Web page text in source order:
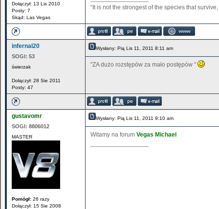
Dołączył: 13 Lis 2010
Posty: 7
Skąd: Las Vegas
“It is not the strongest of the species that
infernal20
SOGI: 53
świerzak
Dołączył: 28 Sie 2011
Posty: 47
Wysłany: Pią Lis 11, 2011 8:11 am
"ZA dużo rozstępów za mało postępów "
gustavomr
SOGI: 8806012
MASTER
Pomógł: 26 razy
Dołączył: 15 Sie 2008
Wysłany: Pią Lis 11, 2011 9:10 am
Witamy na forum Vegas Michael